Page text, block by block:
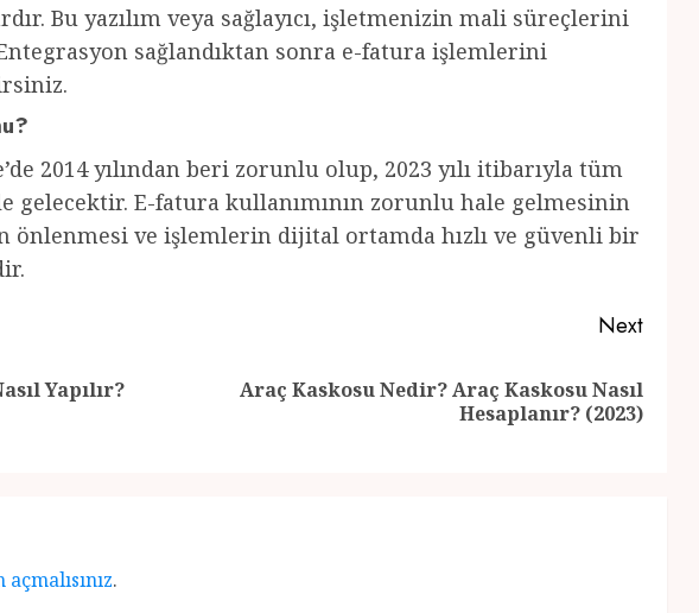
Bu yazılım veya sağlayıcı, işletmenizin mali süreçlerini
sağlandıktan sonra e-fatura işlemlerini
2014 yılından beri zorunlu olup, 2023 yılı itibarıyla tüm
E-fatura kullanımının zorunlu hale gelmesinin
önlenmesi ve işlemlerin dijital ortamda hızlı ve güvenli bir
Previous
Yapılır?
Next
Araç Kaskosu Nedir? Araç Kaskosu Nasıl
Hesaplanır? (2023)
.